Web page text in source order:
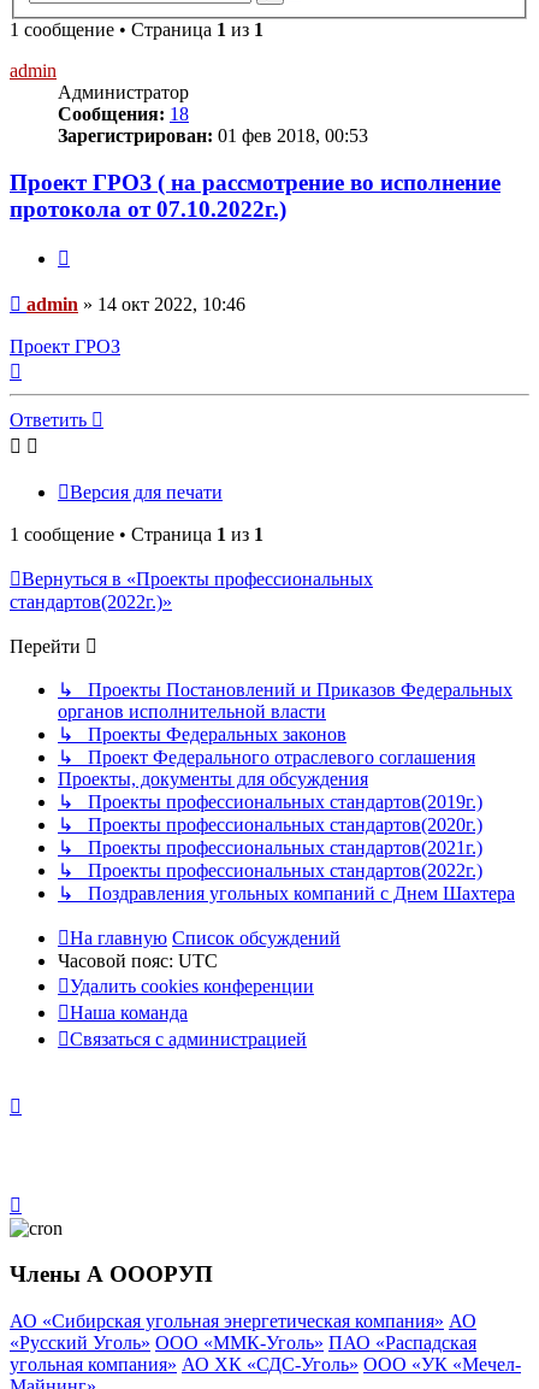
1 сообщение • Страница 1 из 1
admin
Администратор
Сообщения: 18
Зарегистрирован: 01 фев 2018, 00:53
Проект ГРОЗ ( на рассмотрение во исполнение
протокола от 07.10.2022г.)
Сообщение
admin » 14 окт 2022, 10:46
Проект ГРОЗ
началу
Ответить
Версия для печати
1 сообщение • Страница 1 из 1
Вернуться в «Проекты профессиональных
стандартов(2022г.)»
Перейти
↳ Проекты Постановлений и Приказов Федеральных
органов исполнительной власти
↳ Проекты Федеральных законов
↳ Проект Федерального отраслевого соглашения
Проекты, документы для обсуждения
↳ Проекты профессиональных стандартов(2019г.)
↳ Проекты профессиональных стандартов(2020г.)
↳ Проекты профессиональных стандартов(2021г.)
↳ Проекты профессиональных стандартов(2022г.)
↳ Поздравления угольных компаний с Днем Шахтера
На главную Список обсуждений
Часовой пояс: UTC
Удалить cookies конференции
Наша команда
Связаться с администрацией
Члены А ОООРУП
АО «Сибирская угольная энергетическая компания» АО
«Русский Уголь» ООО «ММК-Уголь» ПАО «Распадская
угольная компания» АО ХК «СДС-Уголь» ООО «УК «Мечел-